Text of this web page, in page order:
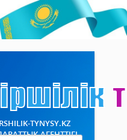
TYNYSY.KZ
АГЕНТТІГІ